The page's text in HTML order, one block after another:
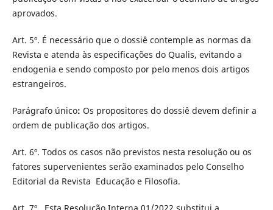
aprovados.
Art. 5º. É necessário que o dossiê contemple as normas da
Revista e atenda às especificações do Qualis, evitando a
endogenia e sendo composto por pelo menos dois artigos
estrangeiros.
Parágrafo único: Os propositores do dossiê devem definir a
ordem de publicação dos artigos.
Art. 6º. Todos os casos não previstos nesta resolução ou os
fatores supervenientes serão examinados pelo Conselho
Editorial da Revista Educação e Filosofia.